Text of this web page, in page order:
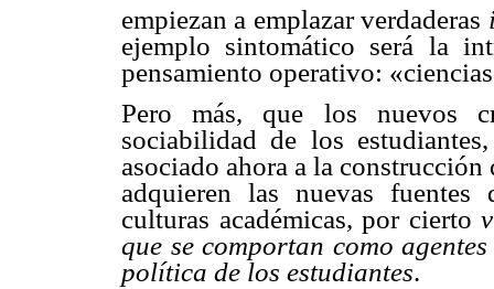
empiezan a emplazar verdaderas
ejemplo sintomático será la
pensamiento operativo:
Pero más, que los nuevos
sociabilidad de los
asociado ahora a la
adquieren las nuevas
culturas académicas, por cierto
que se comportan como
política de los estudiantes.